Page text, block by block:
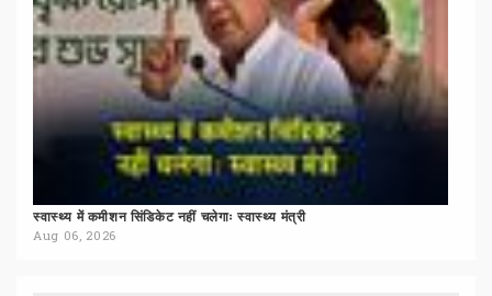
स्वास्थ्य में कमीशन सिंडिकेट नहीं चलेगाः स्वास्थ्य मंत्री
Aug 06, 2026